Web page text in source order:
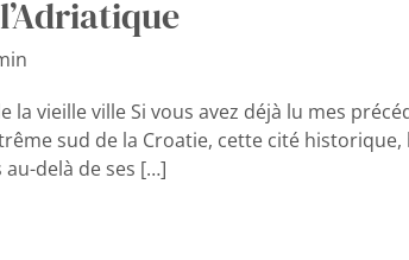
la vieille ville Si vous avez déjà lu mes
sud de la Croatie, cette cité
delà de ses […]